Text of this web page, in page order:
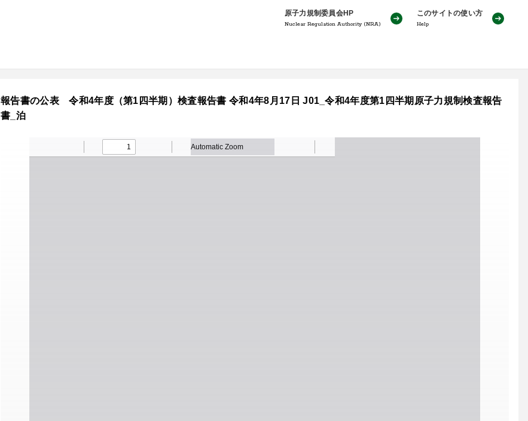
原子力規制委員会HP
Nuclear Regulation Authority (NRA)
このサイトの使い方
Help
報告書の公表 令和4年度（第1四半期）検査報告書 令和4年8月17日 J01_令和4年度第1四半期原子力規制検査報告
書_泊